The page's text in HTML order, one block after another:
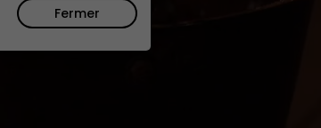
Fermer